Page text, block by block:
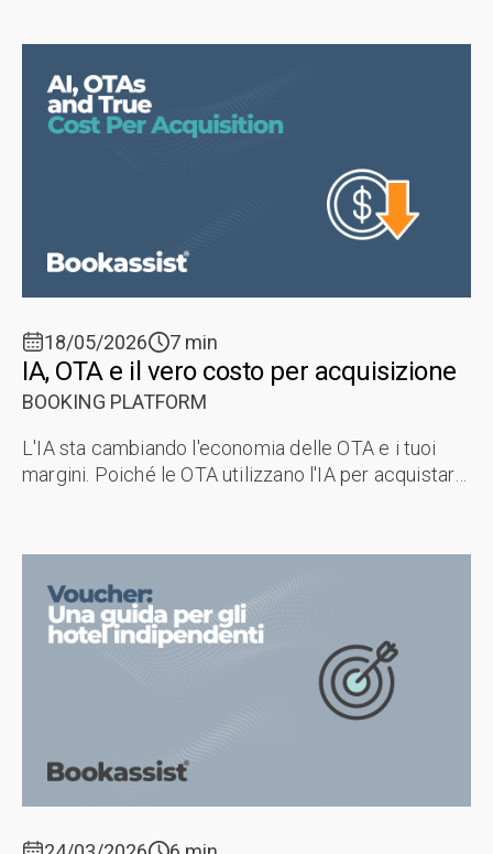
18/05/2026 7 min
IA, OTA e il vero costo per acquisizione
BOOKING PLATFORM
L'IA sta cambiando l'economia delle OTA e i tuoi
margini. Poiché le OTA utilizzano l'IA per acquistare